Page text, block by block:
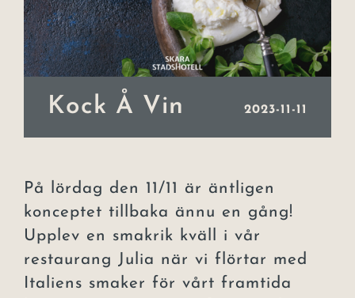
Event
Julbord
Lars Lerin
Om hotellet
Kontakt
Kock Å Vin 2023-11-11
På lördag den 11/11 är äntligen
konceptet tillbaka ännu en gång!
Upplev en smakrik kväll i vår
restaurang Julia när vi flörtar med
Italiens smaker för vårt framtida